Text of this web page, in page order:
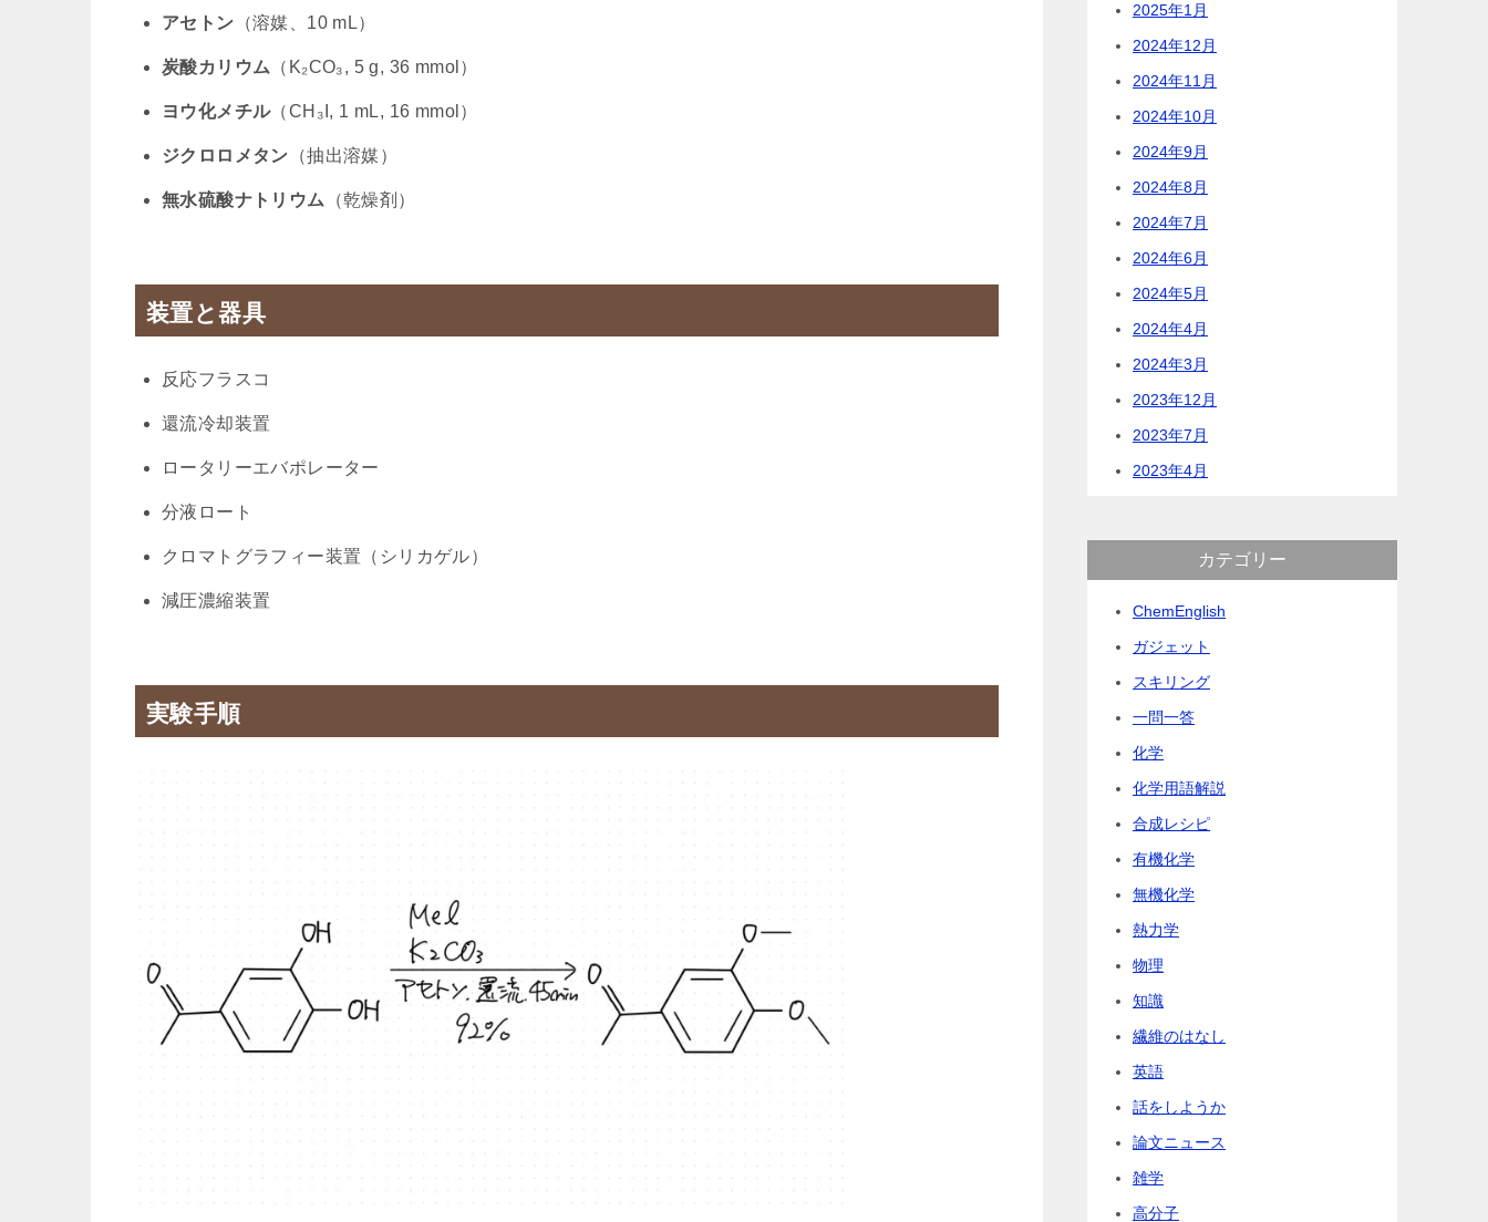
アセトン （溶媒、10 mL）
炭酸カリウム （K₂CO₃, 5 g, 36 mmol）
ヨウ化メチル（CH₃I, 1 mL, 16 mmol）
ジクロロメタン （抽出溶媒）
無水硫酸ナトリウム （乾燥剤）
装置と器具
反応フラスコ
還流冷却装置
ロータリーエバポレーター
分液ロート
クロマトグラフィー装置（シリカゲル）
減圧濃縮装置
実験手順
2025年1月
2024年12月
2024年11月
2024年10月
2024年9月
2024年8月
2024年7月
2024年6月
2024年5月
2024年4月
2024年3月
2023年12月
2023年7月
2023年4月
カテゴリー
ChemEnglish
ガジェット
スキリング
一問一答
化学
化学用語解説
合成レシピ
有機化学
無機化学
熱力学
物理
知識
繊維のはなし
英語
話をしようか
論文ニュース
雑学
高分子